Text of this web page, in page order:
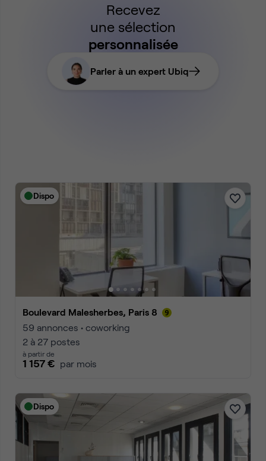
Recevez
une sélection
personnalisée
Parler à un expert Ubiq
Dispo
Boulevard Malesherbes, Paris 8
59 annonces • coworking
2 à 27 postes
à partir de
1 157 € par mois
Dispo